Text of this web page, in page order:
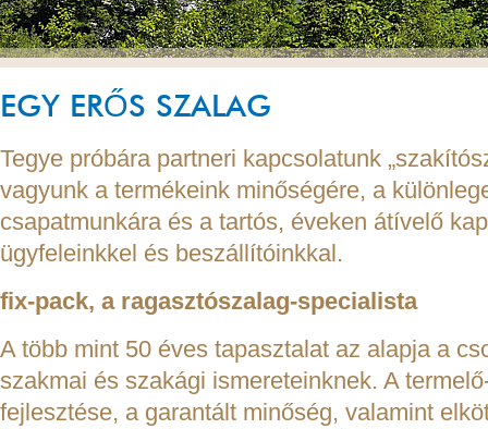
EGY ERŐS SZALAG
Tegye próbára partneri kapcsolatunk
vagyunk a termékeink minőségére, a
csapatmunkára és a tartós, éveken átívelő
ügyfeleinkkel és beszállítóinkkal.
fix-pack, a ragasztószalag-specialista
A több mint 50 éves tapasztalat az alapja a
szakmai és szakági ismereteinknek. A
fejlesztése, a garantált minőség, valamint